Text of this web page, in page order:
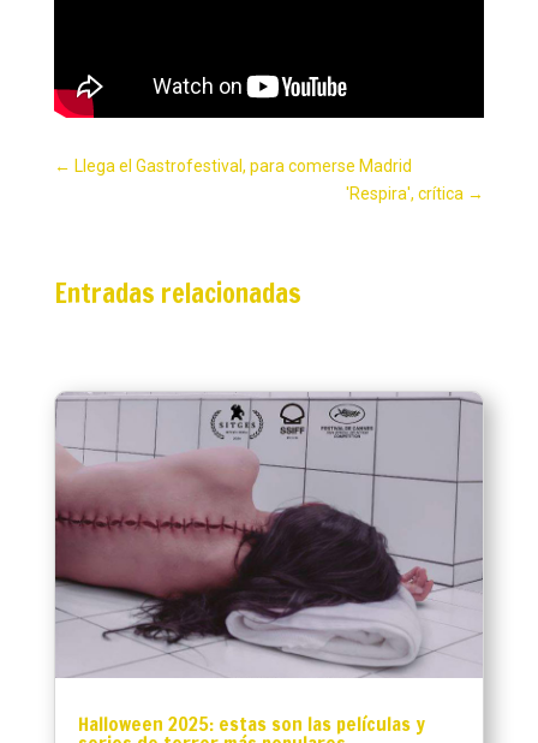
← Llega el Gastrofestival, para comerse Madrid
'Respira', crítica →
Entradas relacionadas
Halloween 2025: estas son las películas y